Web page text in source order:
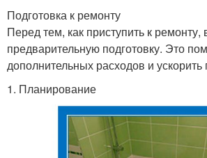
Подготовка к ремонту
Перед тем, как приступить к
предварительную подготовку. Это
дополнительных расходов и
1. Планирование